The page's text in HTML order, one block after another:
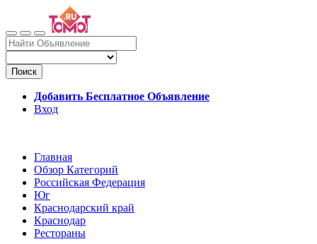
Поиск
Добавить Бесплатное Объявление
Вход
Главная
Обзор Категорий
Российская Федерация
Юг
Краснодарский край
Краснодар
Рестораны